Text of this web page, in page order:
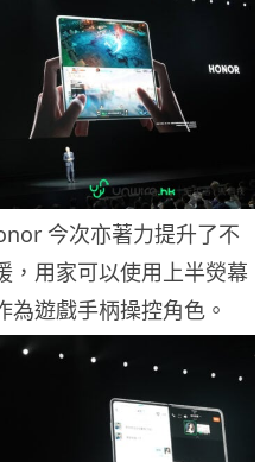
今次亦著力提升了不
，用家可以使用上半熒幕
遊戲手柄操控角色。